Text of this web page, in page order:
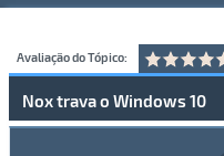
Avaliação do Tópico:
Nox trava o Windows 10